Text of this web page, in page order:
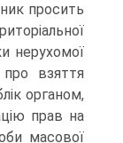
просить
нерухомої
взяття
органом,
прав на
масової